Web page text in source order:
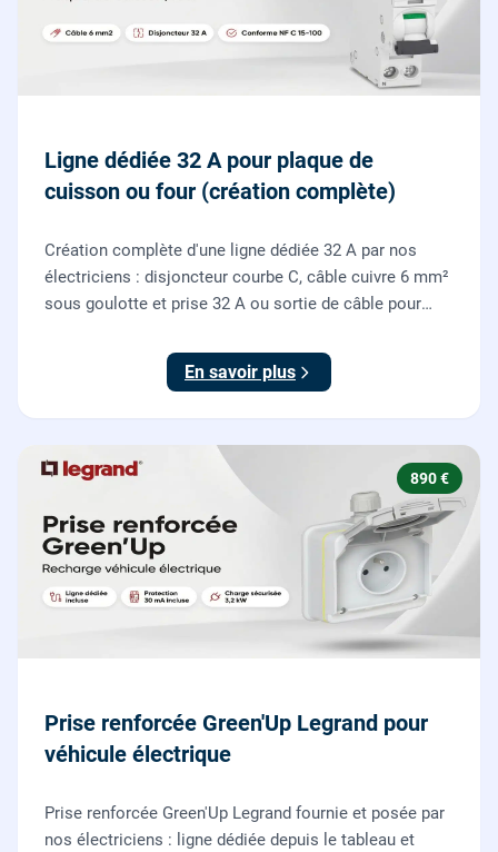
Ligne dédiée 32 A pour plaque de
cuisson ou four (création complète)
Création complète d'une ligne dédiée 32 A par nos
électriciens : disjoncteur courbe C, câble cuivre 6 mm²
sous goulotte et prise 32 A ou sortie de câble pour
En savoir plus
890 €
Prise renforcée Green'Up Legrand pour
véhicule électrique
Prise renforcée Green'Up Legrand fournie et posée par
nos électriciens : ligne dédiée depuis le tableau et